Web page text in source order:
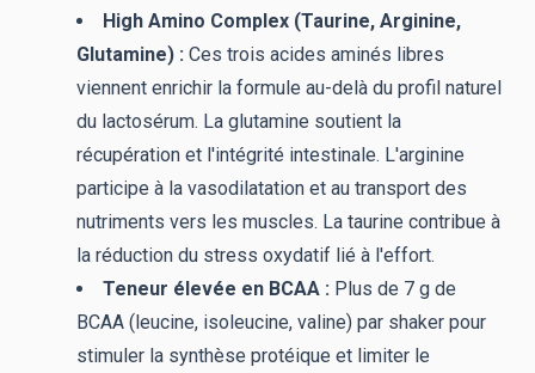
High Amino Complex (Taurine, Arginine,
Glutamine) : Ces trois acides aminés libres
viennent enrichir la formule au-delà du profil naturel
du lactosérum. La glutamine soutient la
récupération et l'intégrité intestinale. L'arginine
participe à la vasodilatation et au transport des
nutriments vers les muscles. La taurine contribue à
la réduction du stress oxydatif lié à l'effort.
Teneur élevée en BCAA : Plus de 7 g de
BCAA (leucine, isoleucine, valine) par shaker pour
stimuler la synthèse protéique et limiter le